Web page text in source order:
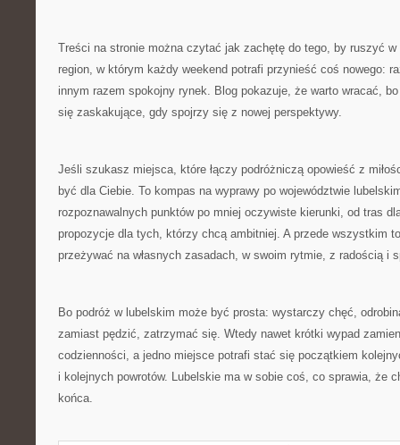
Treści na stronie można czytać jak zachętę do tego, by ruszyć
region, w którym każdy weekend potrafi przynieść coś nowego:
innym razem spokojny rynek. Blog pokazuje, że warto wracać,
się zaskakujące, gdy spojrzy się z nowej perspektywy.
Jeśli szukasz miejsca, które łączy podróżniczą opowieść z
być dla Ciebie. To kompas na wyprawy po województwie
rozpoznawalnych punktów po mniej oczywiste kierunki, od tras
propozycje dla tych, którzy chcą ambitniej. A przede wszystkim
przeżywać na własnych zasadach, w swoim rytmie, z radością i
Bo podróż w lubelskim może być prosta: wystarczy chęć,
zamiast pędzić, zatrzymać się. Wtedy nawet krótki wypad
codzienności, a jedno miejsce potrafi stać się początkiem
i kolejnych powrotów. Lubelskie ma w sobie coś, co sprawia, że
końca.